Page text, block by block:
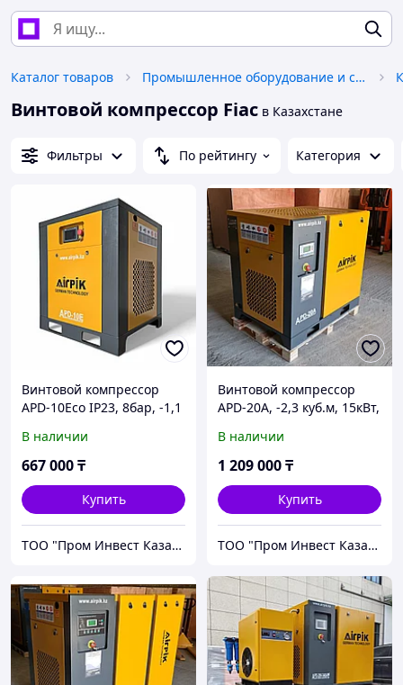
Каталог товаров Промышленное оборудование и станки
Винтовой компрессор Fiac в Казахстане
Фильтры По рейтингу Категория
Винтовой компрессор
APD-10Eco IP23, 8бар, -1,1
В наличии
667 000₸
Купить
ТОО "Пром Инвест Казахстан"
Винтовой компрессор
APD-20A, -2,3 куб.м, 15кВт,
В наличии
1 209 000₸
Купить
ТОО "Пром Инвест Казахстан"